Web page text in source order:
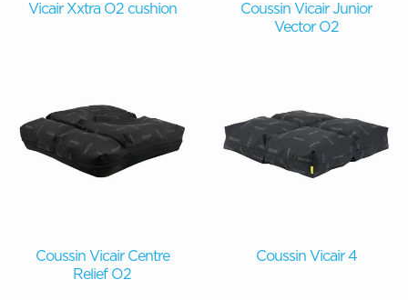
Vicair Xxtra O2 cushion
Coussin Vicair Junior
Vector O2
Coussin Vicair Centre
Relief O2
Coussin Vicair 4